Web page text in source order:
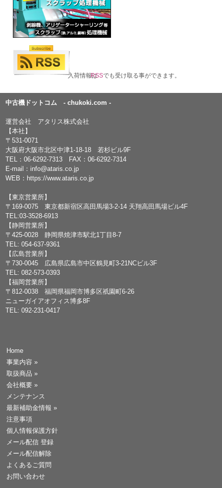
入荷情報はRSSでも受け取る事ができます。
中古機ドットコム - chukoki.com -
運営会社 アタリス株式会社
【本社】
〒531-0071
大阪府大阪市北区中津1-18-18 若杉ビル9F
TEL：06-6292-7313 FAX：06-6292-7314
E-mail： info@ataris.co.jp
WEB： https://www.ataris.co.jp
【東京営業所】
〒169-0075 東京都新宿区高田馬場3-2-14 天翔高田馬場ビル4F
TEL:03-3528-6913
【静岡営業所】
〒425-0028 静岡県焼津市駅北1丁目8-7
TEL: 054-637-9361
【広島営業所】
〒730-0045 広島県広島市中区鶴見町3-21NCビル3F
TEL: 082-573-0393
【福岡営業所】
〒812-0038 福岡県福岡市博多区祇園町6-26
ニューガイアオフィス博多8F
TEL: 092-231-0417
Home
事業内容 »
取扱商品 »
会社概要 »
メンテナンス
最新補助金情報 »
注意事項
個人情報保護方針
メール配信 登録
メール配信解除
よくあるご質問
お問い合わせ